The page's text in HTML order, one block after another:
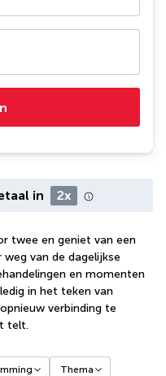
in 2x
twee en geniet van een
van de dagelijkse
en momenten
in het teken van
verbinding te
telt.
Thema